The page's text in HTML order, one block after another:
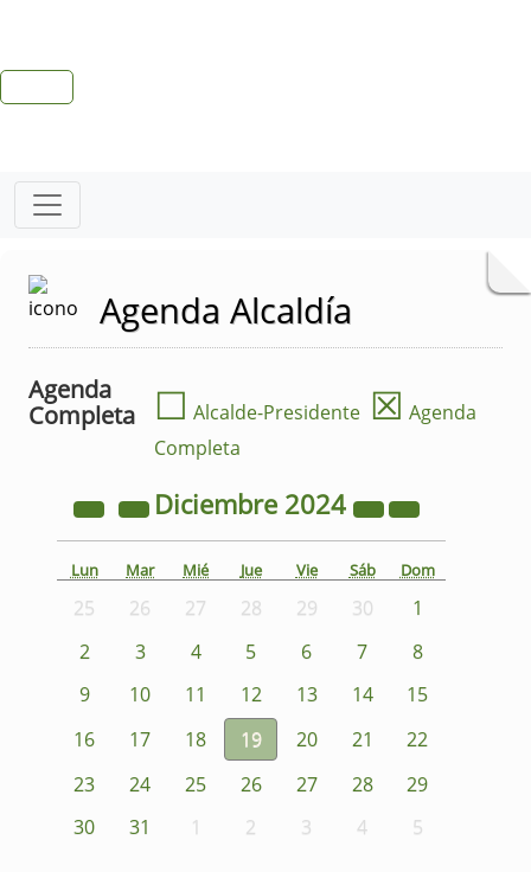
Agenda Alcaldía
Agenda
Completa
☐ Alcalde-Presidente ☒ Agenda
Completa
Diciembre 2024
Lun Mar Mié Jue Vie Sáb Dom
25 26 27 28 29 30
1
2
3 4 5 6 7
8
9
10 11 12 13 14
15
16
17 18 19 20 21
22
23
24 25 26 27 28
29
30
31 1 2 3 4 5